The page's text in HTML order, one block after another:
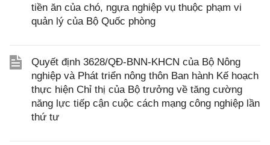
tiền ăn của chó, ngựa nghiệp vụ thuộc phạm vi
quản lý của Bộ Quốc phòng
Quyết định 3628/QĐ-BNN-KHCN của Bộ Nông
nghiệp và Phát triển nông thôn Ban hành Kế hoạch
thực hiện Chỉ thị của Bộ trưởng về tăng cường
năng lực tiếp cận cuộc cách mạng công nghiệp lần
thứ tư